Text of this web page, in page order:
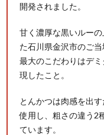
開発されました。
甘く濃厚な黒いルー
た石川県金沢市のご当
最大のこだわりはデ
現したこと。
とんかつは肉感を出
使用し、粗さの違う2
ています。